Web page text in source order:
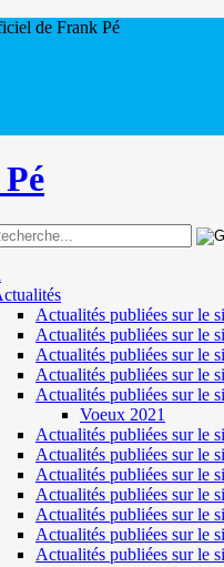
de Frank Pé
Actualités publiées sur le
Actualités publiées sur le
Actualités publiées sur le
Actualités publiées sur le
Actualités publiées sur le
Voeux 2021
Actualités publiées sur le
Actualités publiées sur le
Actualités publiées sur le
Actualités publiées sur le
Actualités publiées sur le
Actualités publiées sur le
Actualités publiées sur le